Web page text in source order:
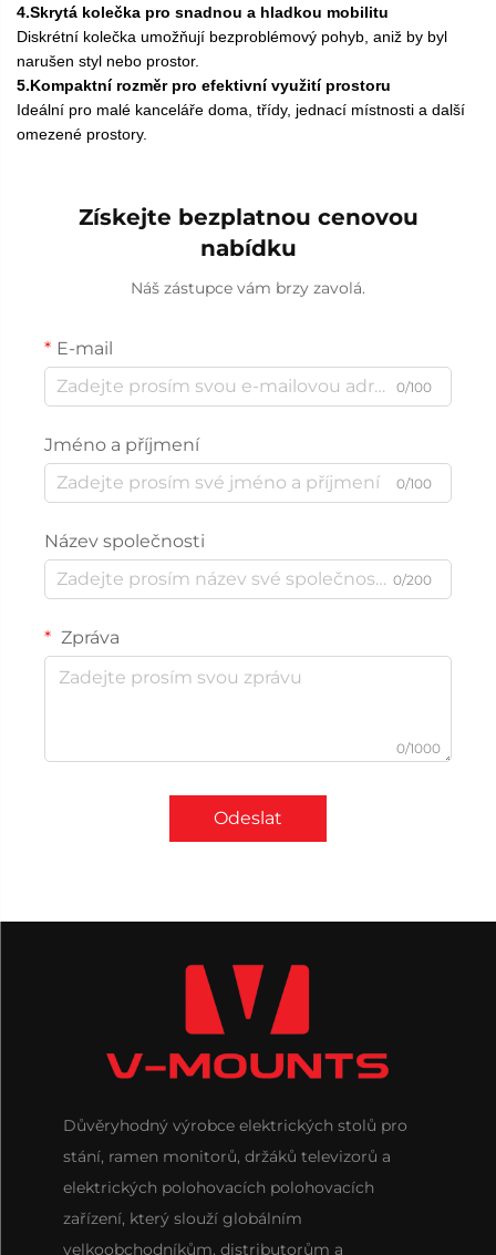
4.Skrytá kolečka pro snadnou a hladkou mobilitu
Diskrétní kolečka umožňují bezproblémový pohyb, aniž by byl
narušen styl nebo prostor.
5.Kompaktní rozměr pro efektivní využití prostoru
Ideální pro malé kanceláře doma, třídy, jednací místnosti a další
omezené prostory.
Získejte bezplatnou cenovou
nabídku
Náš zástupce vám brzy zavolá.
E-mail
0/100
Jméno a příjmení
0/100
Název společnosti
0/200
Zpráva
0/1000
Odeslat
Důvěryhodný výrobce elektrických stolů pro
stání, ramen monitorů, držáků televizorů a
elektrických polohovacích polohovacích
zařízení, který slouží globálním
velkoobchodníkům, distributorům a